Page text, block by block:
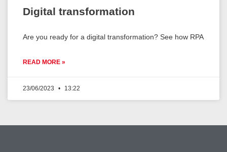
Digital transformation
Are you ready for a digital transformation? See how RPA
READ MORE »
23/06/2023 13:22